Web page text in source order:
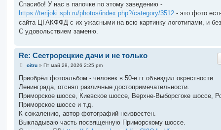
Спасибо! У нас в папочке по этому заведению -
https://terijoki.spb.ru/photos/index.php?/category/3512 - это фото
сайта ЦГАКФФД с их ужасными на всю картинку логотипами, и без
С удовольствием заменю.
Re: Сестрорецкие дачи и не только
С
о
щ
е
и
е
oitru» Пт май 29, 2026 2:25 pm
Приобрёл фотоальбом - человек в 50-е гг объездил окрестности
Ленинграда, отснял различные достопримечательности.
Приморское шоссе, Киевское шоссе, Верхне-Выборсгоке шоссе,
Приморское шоссе и т.д.
К сожалению, автор фотографий неизвестен.
Выкладываю часть посвященную Приморскому шоссе.